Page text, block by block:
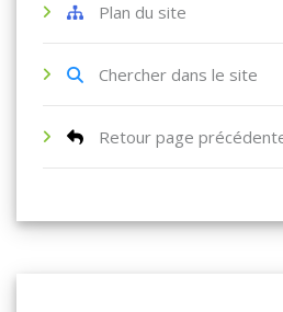
Plan du site
Chercher dans le site
Retour page